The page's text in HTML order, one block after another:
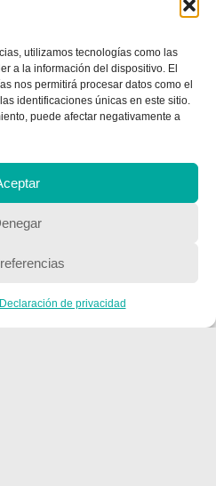
utilizamos tecnologías como las
a la información del dispositivo. El
nos permitirá procesar datos como el
identificaciones únicas en este sitio.
puede afectar negativamente a
de privacidad